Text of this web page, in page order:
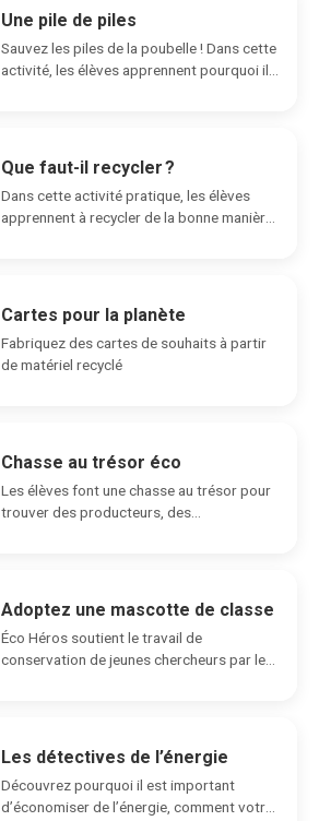
Une pile de piles
Sauvez les piles de la poubelle ! Dans cette
activité, les élèves apprennent pourquoi il...
Que faut-il recycler ?
Dans cette activité pratique, les élèves
apprennent à recycler de la bonne manière,
Cartes pour la planète
Fabriquez des cartes de souhaits à partir
de matériel recyclé
Chasse au trésor éco
Les élèves font une chasse au trésor pour
trouver des producteurs, des
Adoptez une mascotte de classe
Éco Héros soutient le travail de
conservation de jeunes chercheurs par le
Les détectives de l’énergie
Découvrez pourquoi il est important
d’économiser de l’énergie, comment votre